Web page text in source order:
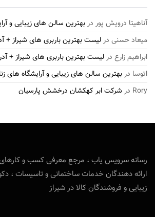
آناهیتا درویش پور دربهترین سالن های زیبایی و
میعاد حسنی درلیست بهترین باربری های شیراز +
ابراهیم زارع درلیست بهترین باربری های شیراز +
اتوسا دربهترین سالن های زیبایی و آرایشگاه های
Rory در شرکت ابر کهکشان درخشش پارسیان
رسانه سرویس یاب ، مرجع معرفی کسب و
ارائه دهندگان خدمات ساختمانی و تاسیسات ،
زیبایی و فروشندگان کالا در شیراز